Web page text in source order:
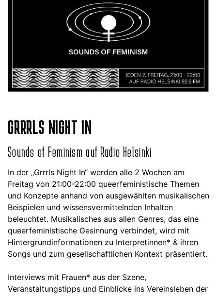
GRRRLS NIGHT IN
Sounds of Feminism auf Radio Helsinki
In der „Grrrls Night In“ werden alle 2 Wochen am
Freitag von 21:00-22:00 queerfeministische Themen
und Konzepte anhand von ausgewählten musikalischen
Beispielen und wissensvermittelnden Inhalten
beleuchtet. Musikalisches aus allen Genres, das eine
queerfeministische Gesinnung verbindet, wird mit
Hintergrundinformationen zu Interpretinnen* & ihren
Songs und zum gesellschaftlichen Kontext präsentiert.
Interviews mit Frauen* aus der Szene,
Veranstaltungstipps und Einblicke ins Vereinsleben der